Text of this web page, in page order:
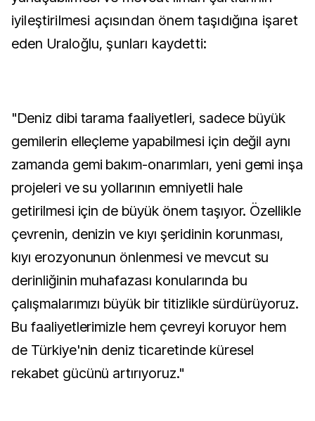
iyileştirilmesi açısından önem taşıdığına işaret
eden Uraloğlu, şunları kaydetti:
"Deniz dibi tarama faaliyetleri, sadece büyük
gemilerin elleçleme yapabilmesi için değil aynı
zamanda gemi bakım-onarımları, yeni gemi inşa
projeleri ve su yollarının emniyetli hale
getirilmesi için de büyük önem taşıyor. Özellikle
çevrenin, denizin ve kıyı şeridinin korunması,
kıyı erozyonunun önlenmesi ve mevcut su
derinliğinin muhafazası konularında bu
çalışmalarımızı büyük bir titizlikle sürdürüyoruz.
Bu faaliyetlerimizle hem çevreyi koruyor hem
de Türkiye'nin deniz ticaretinde küresel
rekabet gücünü artırıyoruz."